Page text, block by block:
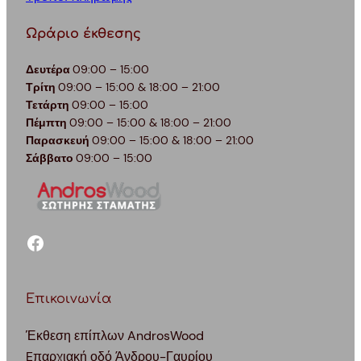
Ωράριο έκθεσης
Δευτέρα09:00 – 15:00
Τρίτη 09:00 – 15:00 & 18:00 – 21:00
Τετάρτη 09:00 – 15:00
Πέμπτη 09:00 – 15:00 & 18:00 – 21:00
Παρασκευή 09:00 – 15:00 & 18:00 – 21:00
Σάββατο 09:00 – 15:00
facebook
Επικοινωνία
Έκθεση επίπλων AndrosWood
Eπαρχιακή οδό Άνδρου-Γαυρίου